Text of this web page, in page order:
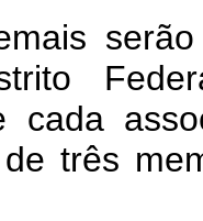
cada
três